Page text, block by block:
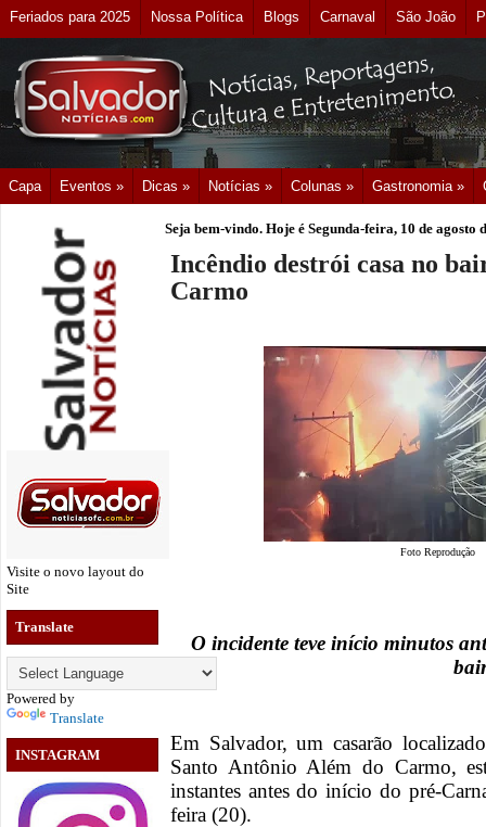
Feriados para 2025 Nossa Política Blogs Carnaval São João
Capa Eventos » Dicas » Notícias » Colunas » Gastronomia »
Visite o novo layout do
Site
Translate
Powered by
Translate
INSTAGRAM
Seja bem-vindo. Hoje é Segunda-feira, 10 de agosto
Incêndio destrói casa no
Carmo
Foto Reprodução
O incidente teve início minutos
Em Salvador, um casarão
Santo Antônio Além do Carmo,
instantes antes do início do pré-
feira (20).